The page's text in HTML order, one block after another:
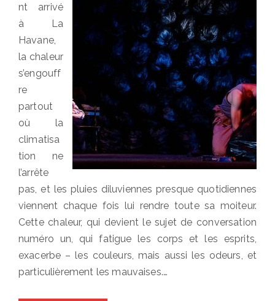
nt arrivé
à La
Havane,
la chaleur
s’engouff
re
partout
où la
climatisa
tion ne
l’arrête
pas, et les pluies diluviennes presque quotidiennes
viennent chaque fois lui rendre toute sa moiteur.
Cette chaleur, qui devient le sujet de conversation
numéro un, qui fatigue les corps et les esprits,
exacerbe – les couleurs, mais aussi les odeurs, et
particulièrement les mauvaises.…